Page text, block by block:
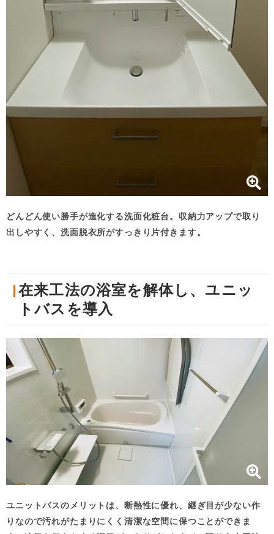
どんどん使い勝手が進化する洗面化粧台。収納力アップで取り
出しやすく、洗面脱衣所がすっきり片付きます。
在来工法の浴室を解体し、ユニッ
トバスを導入
ユニットバスのメリットは、断熱性に優れ、継ぎ目が少ない作
りなので汚れがたまりにくく清潔な空間に保つことができま